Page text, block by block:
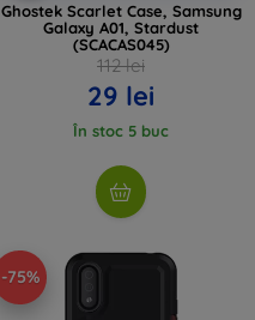
Ghostek Scarlet Case, Samsung
Galaxy A01, Stardust
(SCACAS045)
112 lei
29 lei
În stoc 5 buc
-75%